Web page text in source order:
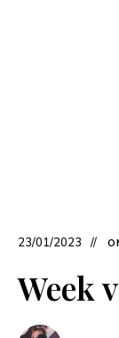
23/01/2023
Week